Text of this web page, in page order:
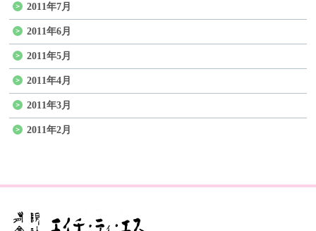
2011年7月
2011年6月
2011年5月
2011年4月
2011年3月
2011年2月